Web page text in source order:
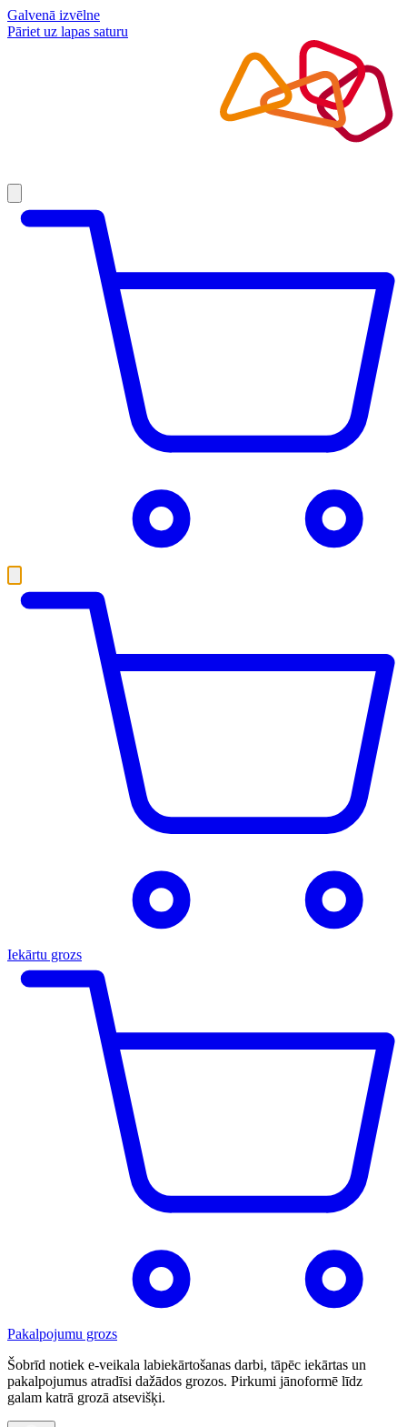
Galvenā izvēlne
Pāriet uz lapas saturu
Iekārtu grozs
Pakalpojumu grozs
Šobrīd notiek e-veikala labiekārtošanas darbi, tāpēc iekārtas un
pakalpojumus atradīsi dažādos grozos. Pirkumi jānoformē līdz
galam katrā grozā atsevišķi.